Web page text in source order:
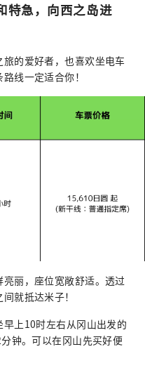
急，向西之岛进
的爱好者，也喜欢坐电车
线一定适合你！
丽，座位宽敞舒适。透过
就抵达米子！
上10时左右从冈山出发的
钟。可以在冈山先买好便